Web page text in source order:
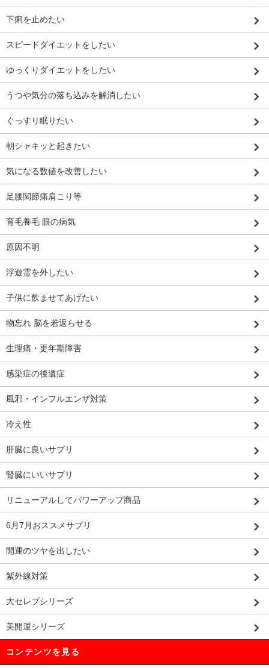
下痢を止めたい
スピードダイエットをしたい
ゆっくりダイエットをしたい
うつや気分の落ち込みを解消したい
ぐっすり眠りたい
朝シャキッと起きたい
気になる数値を改善したい
足腰関節痛肩こり等
育毛養毛 眼の病気
原因不明
浮遊霊を外したい
子供に飲ませてあげたい
物忘れ 脳を若返らせる
生理痛・更年期障害
感染症の後遺症
風邪・インフルエンザ対策
冷え性
肝臓に良いサプリ
腎臓にいいサプリ
リニューアルしてパワーアップ商品
6月7月おススメサプリ
開運のツヤを出したい
紫外線対策
大セレブシリーズ
美開運シリーズ
コンテンツを見る